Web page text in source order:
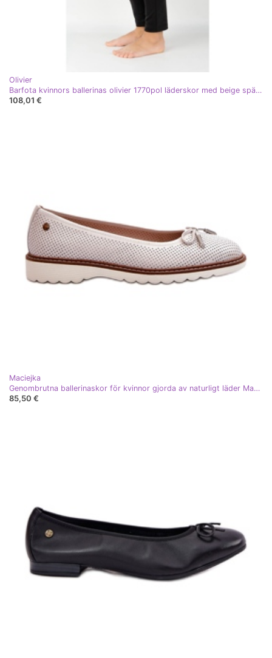
Olivier
Barfota kvinnors ballerinas olivier 1770pol läderskor med beige spänne
108,01 €
Maciejka
Genombrutna ballerinaskor för kvinnor gjorda av naturligt läder Maciejka P6509-11 Vit
85,50 €